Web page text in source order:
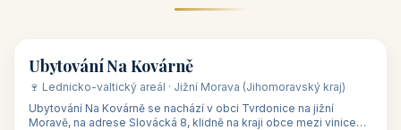
🏡 penzion
Ubytování Na Kovárně
🍷 Lednicko-valtický areál · Jižní Morava (Jihomoravský kraj)
Ubytování Na Kovárně se nachází v obci Tvrdonice na jižní
Moravě, na adrese Slovácká 8, klidně na kraji obce mezi vinicemi,